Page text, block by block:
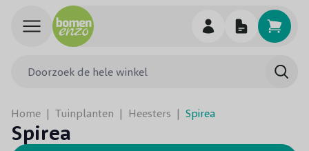
Ga naar de inhoud
Home | Tuinplanten | Heesters | Spirea
Spirea